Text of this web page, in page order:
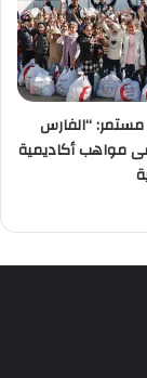
مستمر: “الفارس
3” ترعى مواهب أكاديمية